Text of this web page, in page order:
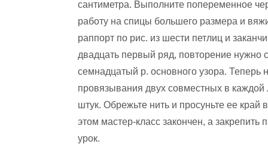
сантиметра. Выполните попеременное
работу на спицы большего размера и
раппорт по рис. из шести петлиц и
двадцать первый ряд, повторение нужно
семнадцатый р. основного узора. Теперь
провязывания двух совместных в каждой
штук. Обрежьте нить и просуньте ее край
этом мастер-класс закончен, а
урок.